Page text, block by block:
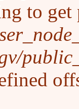
to get